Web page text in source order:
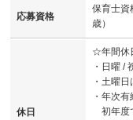
応募資格
保育士
歳）
休日
☆年間休
・日曜 /
・土曜
・年次
初年度